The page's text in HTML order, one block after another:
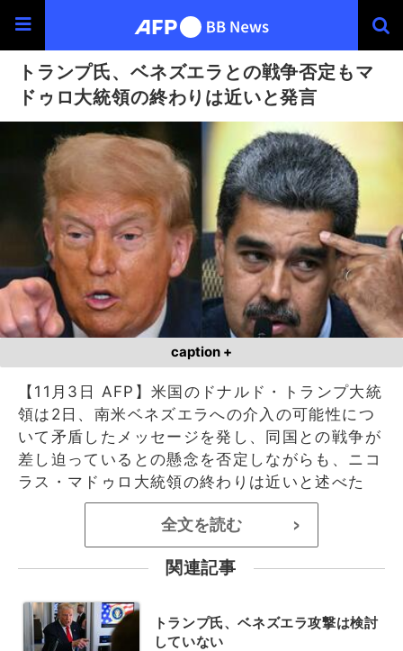
トランプ氏、ベネズエラとの戦争否定もマ
ドゥロ大統領の終わりは近いと発言
caption +
【11月3日 AFP】米国のドナルド・トランプ大統
領は2日、南米ベネズエラへの介入の可能性につ
いて矛盾したメッセージを発し、同国との戦争が
差し迫っているとの懸念を否定しながらも、ニコ
ラス・マドゥロ大統領の終わりは近いと述べた
全文を読む >
関連記事
トランプ氏、ベネズエラ攻撃は検討
していない